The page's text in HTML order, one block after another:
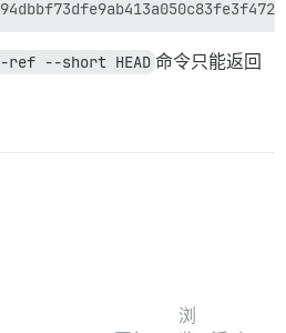
--short HEAD 命令只能返回
浏